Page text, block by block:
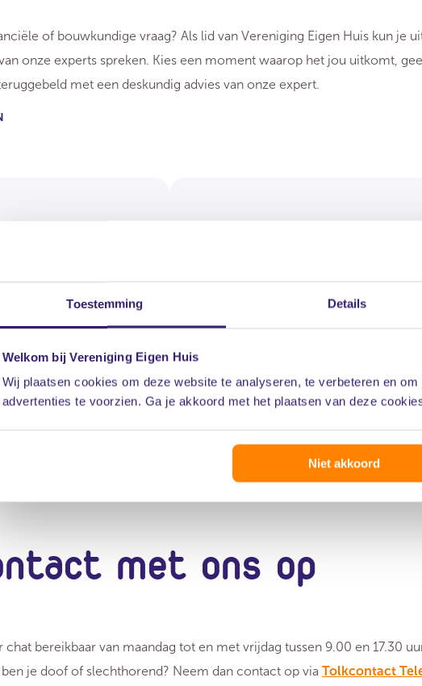
Toestemming Details
Welkom bij Vereniging Eigen Huis
Wij plaatsen cookies om deze website te analyseren, te verbeteren en
advertenties te voorzien. Ga je akkoord met het plaatsen van deze
Niet akkoord
of bouwkundige vraag? Als lid van Vereniging Eigen Huis kun je
onze experts spreken. Kies een moment waarop het jou uitkomt,
met een deskundig advies van onze expert.
onze juridische
Stel je vraag aan één van onze
met ons op
bereikbaar van maandag tot en met vrijdag tussen 9.00 en 17.30
je doof of slechthorend? Neem dan contact op via Tolkcontact